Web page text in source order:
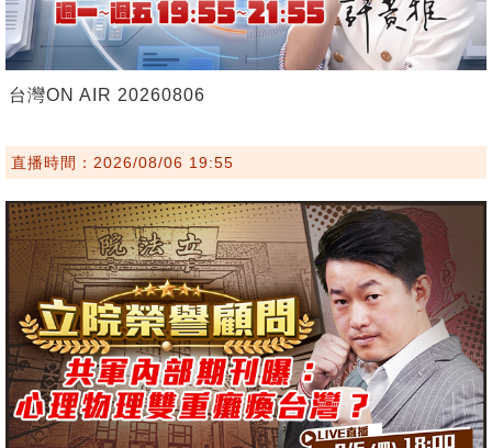
台灣ON AIR 20260806
直播時間：2026/08/06 19:55